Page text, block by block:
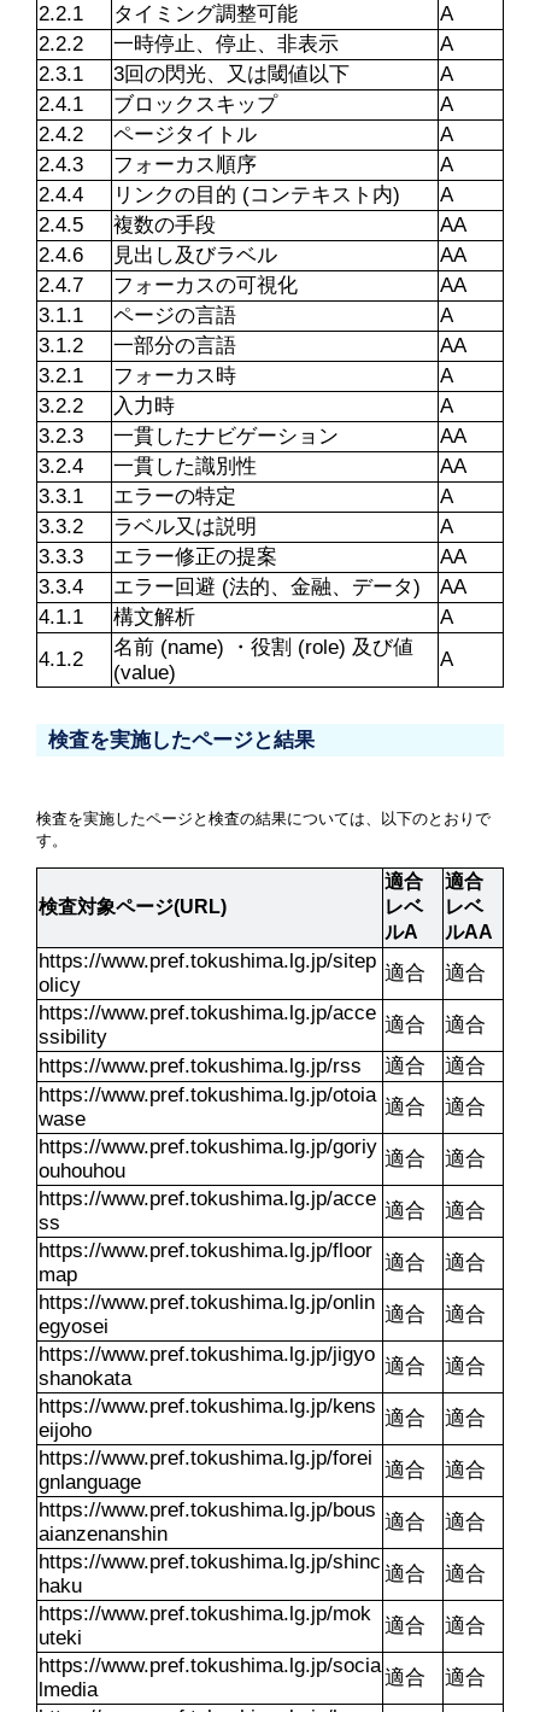
2.2.1
タイミング調整可能
A
2.2.2
一時停止、停止、非表示
A
2.3.1
3回の閃光、又は閾値以下
A
2.4.1
ブロックスキップ
A
2.4.2
ページタイトル
A
2.4.3
フォーカス順序
A
2.4.4
リンクの目的 (コンテキスト内)
A
2.4.5
複数の手段
AA
2.4.6
見出し及びラベル
AA
2.4.7
フォーカスの可視化
AA
3.1.1
ページの言語
A
3.1.2
一部分の言語
AA
3.2.1
フォーカス時
A
3.2.2
入力時
A
3.2.3
一貫したナビゲーション
AA
3.2.4
一貫した識別性
AA
3.3.1
エラーの特定
A
3.3.2
ラベル又は説明
A
3.3.3
エラー修正の提案
AA
3.3.4
エラー回避 (法的、金融、データ)
AA
4.1.1
構文解析
A
4.1.2
名前 (name) ・役割 (role) 及び値
(value)
A
検査を実施したページと結果
検査を実施したページと検査の結果については、以下のとおりで
す。
検査対象ページ(URL)
適合
レベ
ルA
適合
レベ
ルAA
https://www.pref.tokushima.lg.jp/sitep
olicy
適合
適合
https://www.pref.tokushima.lg.jp/acce
ssibility
適合
適合
https://www.pref.tokushima.lg.jp/rss
適合
適合
https://www.pref.tokushima.lg.jp/otoia
wase
適合
適合
https://www.pref.tokushima.lg.jp/goriy
ouhouhou
適合
適合
https://www.pref.tokushima.lg.jp/acce
ss
適合
適合
https://www.pref.tokushima.lg.jp/floor
map
適合
適合
https://www.pref.tokushima.lg.jp/onlin
egyosei
適合
適合
https://www.pref.tokushima.lg.jp/jigyo
shanokata
適合
適合
https://www.pref.tokushima.lg.jp/kens
eijoho
適合
適合
https://www.pref.tokushima.lg.jp/forei
gnlanguage
適合
適合
https://www.pref.tokushima.lg.jp/bous
aianzenanshin
適合
適合
https://www.pref.tokushima.lg.jp/shinc
haku
適合
適合
https://www.pref.tokushima.lg.jp/mok
uteki
適合
適合
https://www.pref.tokushima.lg.jp/socia
lmedia
適合
適合